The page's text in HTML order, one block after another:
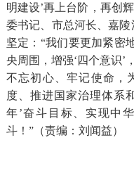
明建设’再上台阶，再创
委书记、市总河长、嘉陵
坚定：“我们要更加紧密
央周围，增强‘四个意识’
不忘初心、牢记使命，
度、推进国家治理体系
年’奋斗目标、实现中
斗！”（责编：刘闻益）